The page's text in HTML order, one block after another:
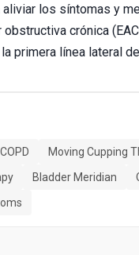
los síntomas y
crónica
primera línea lateral
Moving Cupping
Bladder Meridian